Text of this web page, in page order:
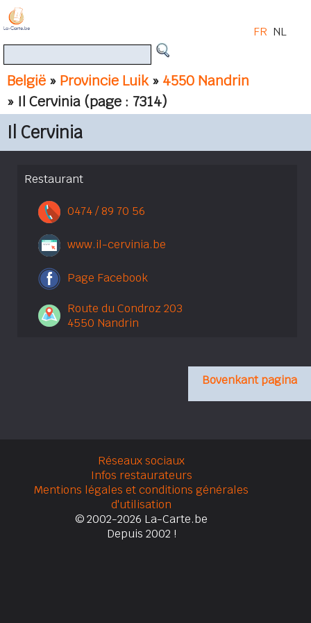
België » Provincie Luik» 4550 Nandrin
» Il Cervinia (page : 7314)
FR NL
Il Cervinia
Restaurant
0474 / 89 70 56
www.il-cervinia.be
Page Facebook
Route du Condroz 203
4550 Nandrin
Bovenkant pagina
Réseaux sociaux
Infos restaurateurs
Mentions légales et conditions générales
d'utilisation
© 2002-2026 La-Carte.be
Depuis 2002 !